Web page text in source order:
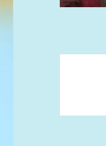
ゲ